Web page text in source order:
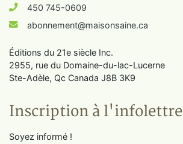
450 745-0609
abonnement@maisonsaine.ca
Éditions du 21e siècle Inc.
2955, rue du Domaine-du-lac-Lucerne
Ste-Adèle, Qc Canada J8B 3K9
Inscription à l'infolettre
Soyez informé !